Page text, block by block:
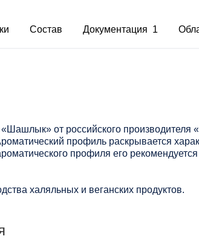
Состав Документация 1
от российского
профиль раскрывается
профиля его
халяльных и веганских продуктов.